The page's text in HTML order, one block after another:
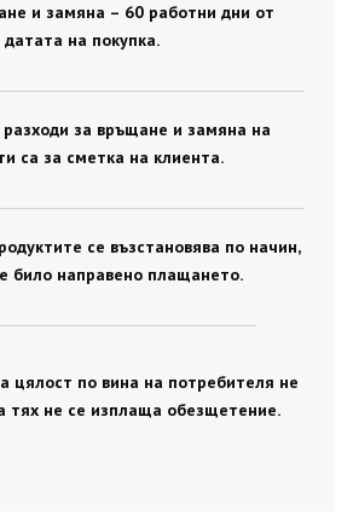
и замяна – 60 работни дни от
датата на покупка.
за връщане и замяна на
са за сметка на клиента.
се възстановява по начин,
било направено плащането.
цялост по вина на потребителя не
тях не се изплаща обезщетение.